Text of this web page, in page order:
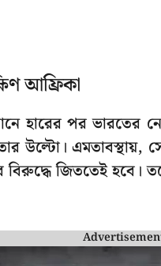
আফ্রিকা
হারের পর ভারতের
উল্টো। এমতাবস্থায়,
বিরুদ্ধে জিততেই